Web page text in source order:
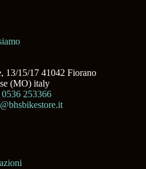
13/15/17 41042 Fiorano
(MO) italy
253366